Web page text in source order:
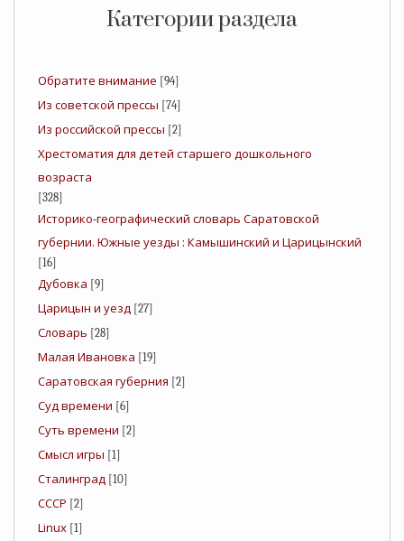
Категории раздела
Обратите внимание [94]
Из советской прессы [74]
Из российской прессы [2]
Хрестоматия для детей старшего дошкольного
возраста
[328]
Историко-географический словарь Саратовской
губернии. Южные уезды : Камышинский и Царицынский
[16]
Дубовка [9]
Царицын и уезд [27]
Словарь [28]
Малая Ивановка [19]
Саратовская губерния [2]
Суд времени [6]
Суть времени [2]
Смысл игры [1]
Сталинград [10]
СССР [2]
Linux [1]